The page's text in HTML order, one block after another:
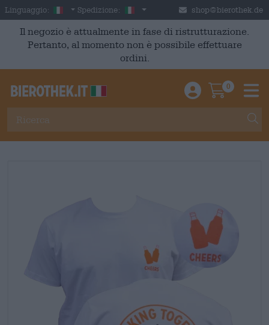
Skip to main content
Linguaggio: Italian
Spedizione: Italia shop@bierothek.de
Il negozio è attualmente in fase di ristrutturazione.
Pertanto, al momento non è possibile effettuare
ordini.
Einloggen /
0